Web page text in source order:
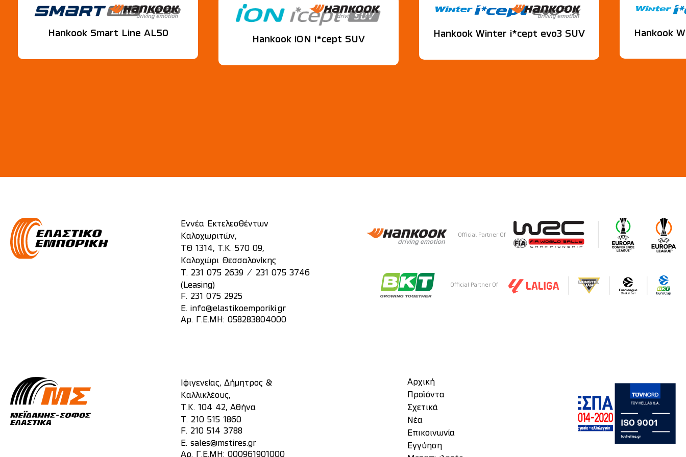
Hankook Smart Line AL50
Hankook iON i*cept SUV
Hankook Winter i*cept evo3 SUV Hankook
Εννέα Εκτελεσθέντων
Καλοχωριτών,
ΤΘ 1314, Τ.Κ. 570 09,
Καλοχώρι Θεσσαλονίκης
T. 231 075 2639/
231 075 3746
(Leasing)
F. 231 075 2925
E.
info@elastikoemporiki.gr
Αρ. Γ.Ε.ΜΗ: 058283804000
Official Partner Of
Official Partner Of
Ιφιγενείας, Δήμητρος &
Καλλικλέους,
Τ.Κ. 104 42, Αθήνα
T. 210 515 1860
F. 210 514 3788
E. sales@mstires.gr
Αρ. Γ.Ε.ΜΗ: 000961901000
Αρχική
Προϊόντα
Σχετικά
Νέα
Επικοινωνία
Eγγύηση